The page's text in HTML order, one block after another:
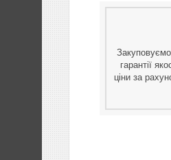
гарантії
ціни за